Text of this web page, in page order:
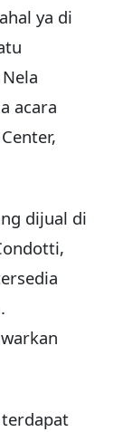
ya di
acara
dijual di